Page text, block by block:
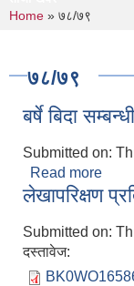
You are
Home » ७८/७९
७८/७९
बर्षे बिदा
Submitted on:
Read more
लेखापरिक्षण
Submitted on:
दस्तावेज: